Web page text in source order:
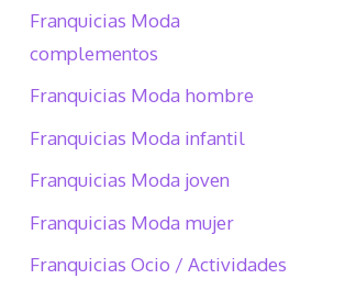
Franquicias Moda
complementos
Franquicias Moda hombre
Franquicias Moda infantil
Franquicias Moda joven
Franquicias Moda mujer
Franquicias Ocio / Actividades